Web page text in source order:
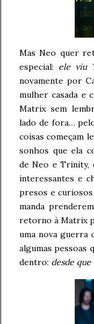
Mas Neo quer
especial: ele viu
novamente por
mulher casada e
Matrix sem
lado de fora…
coisas começam
sonhos que ela
de Neo e Trinity,
interessantes e
presos e curiosos
manda
retorno à Matrix
uma nova guerra
algumas pessoas
dentro: desde que